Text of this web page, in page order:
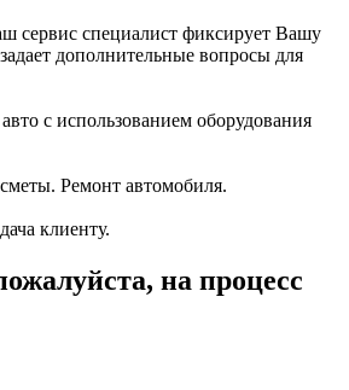
сервис специалист фиксирует Вашу
дополнительные вопросы для
с использованием оборудования
Ремонт автомобиля.
клиенту.
на процесс